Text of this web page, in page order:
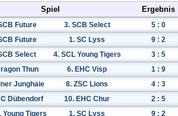
Spiel Ergebnis
Future 3. SCB Select 5 : 0
Future 1. SC Lyss 9 : 2
Select 4. SCL Young Tigers 3 : 5
Thun 6. EHC Visp 1 : 9
Junghaie 8. ZSC Lions 4 : 3
Dübendorf 10. EHC Chur 2 : 5
Young Tigers 1. SC Lyss 9 : 2